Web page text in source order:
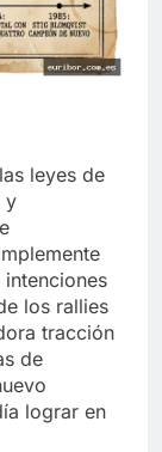
leyes de
y
los rallies
tracción
de
lograr en